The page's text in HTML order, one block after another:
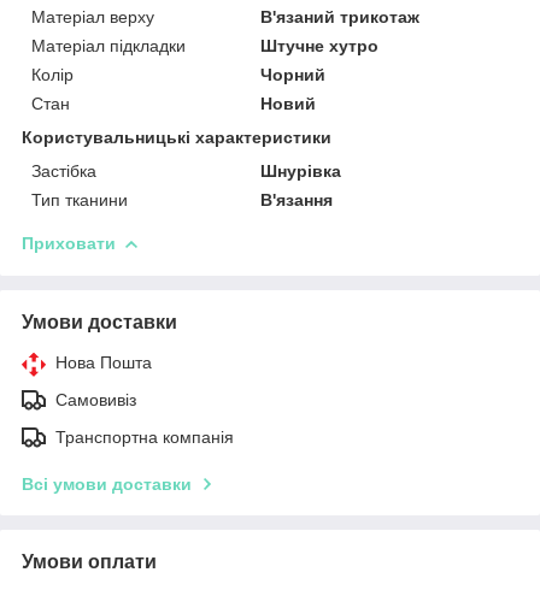
Матеріал верху
В'язаний трикотаж
Матеріал підкладки
Штучне хутро
Колір
Чорний
Стан
Новий
Користувальницькі характеристики
Застібка
Шнурівка
Тип тканини
В'язання
Приховати
Умови доставки
Нова Пошта
Самовивіз
Транспортна компанія
Всі умови доставки
Умови оплати